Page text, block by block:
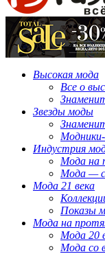
Высокая мода
Все о
Звезды моды
Индустрия
Мода на
Мода —
Мода 21 века
Показы
Мода на
Мода 20
Мода со